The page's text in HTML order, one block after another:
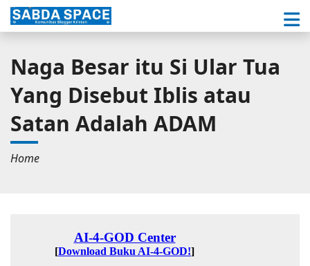
Naga Besar itu Si Ular Tua
Yang Disebut Iblis atau
Satan Adalah ADAM
Home